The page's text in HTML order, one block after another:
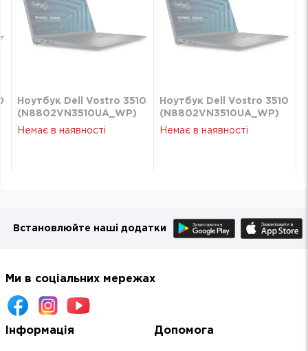
Ноутбук Dell Vostro 3510
(N8802VN3510UA_WP)
Немає в наявності
Ноутбук Dell Vostro 3510
(N8802VN3510UA_WP)
Немає в наявності
Встановлюйте наші додатки
Ми в соціальних мережах
Інформація Допомога